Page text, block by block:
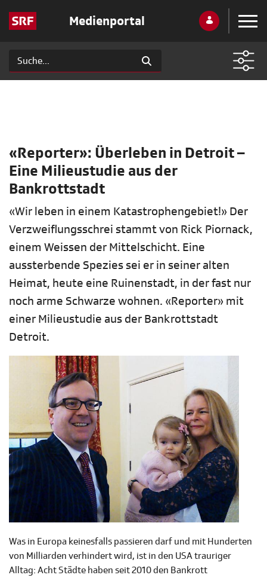
Medienportal
«Reporter»: Überleben in Detroit –
Eine Milieustudie aus der
Bankrottstadt
«Wir leben in einem Katastrophengebiet!» Der
Verzweiflungsschrei stammt von Rick Piornack,
einem Weissen der Mittelschicht. Eine
aussterbende Spezies sei er in seiner alten
Heimat, heute eine Ruinenstadt, in der fast nur
noch arme Schwarze wohnen. «Reporter» mit
einer Milieustudie aus der Bankrottstadt
Detroit.
Was in Europa keinesfalls passieren darf und mit Hunderten
von Milliarden verhindert wird, ist in den USA trauriger
Alltag: Acht Städte haben seit 2010 den Bankrott